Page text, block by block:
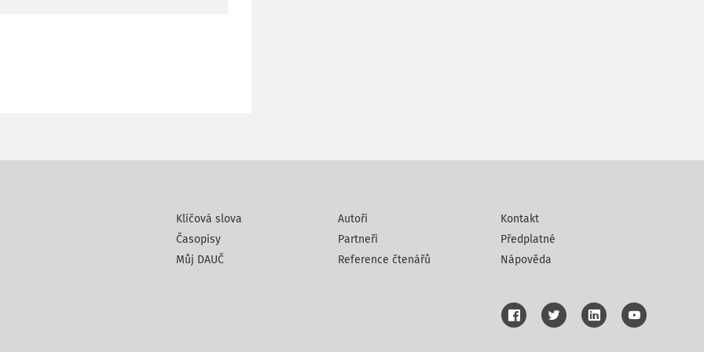
Klíčová slova
Časopisy
Můj DAUČ
Autoři
Partneři
Reference čtenářů
Kontakt
Předplatné
Nápověda